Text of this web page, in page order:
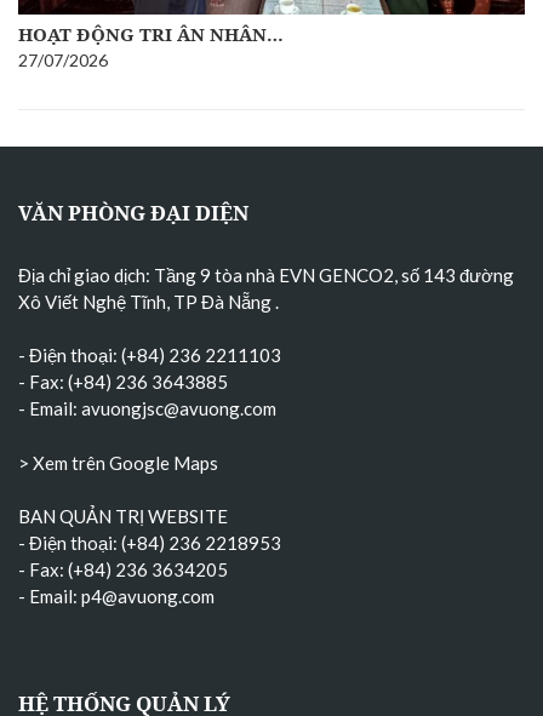
HOẠT ĐỘNG TRI ÂN NHÂN…
27/07/2026
VĂN PHÒNG ĐẠI DIỆN
Địa chỉ giao dịch: Tầng 9 tòa nhà EVN GENCO2, số 143 đường
Xô Viết Nghệ Tĩnh, TP Đà Nẵng.
- Điện thoại: (+84) 236 2211103
- Fax: (+84) 236 3643885
- Email: avuongjsc@avuong.com
> Xem trên Google Maps
BAN QUẢN TRỊ WEBSITE
- Điện thoại: (+84) 236 2218953
- Fax: (+84) 236 3634205
- Email: p4@avuong.com
HỆ THỐNG QUẢN LÝ